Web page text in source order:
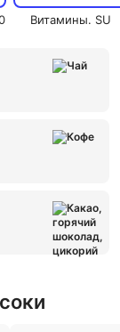
Витамины. SU